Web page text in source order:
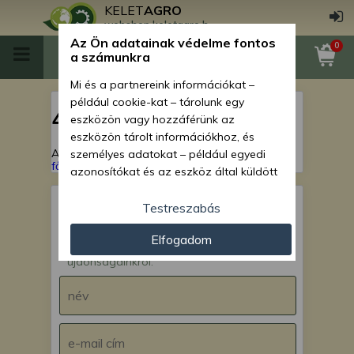
KELETAGRO
webshop.keletagro.hu
0
404
A keresett oldal nem található!Vissza a
főoldalra
IRATKOZZ FEL hírlevelünkre!
Értesülj akcióinkról,
újdonságainkról.
Az Ön adatainak védelme fontos
a számunkra
Mi és a partnereink információkat –
például cookie-kat – tárolunk egy
eszközön vagy hozzáférünk az
eszközön tárolt információkhoz, és
személyes adatokat – például egyedi
azonosítókat és az eszköz által küldött
személyre szabott hirdetések és
tartalom nyújtásához, hirdetés- és
tartalomméréshez, nézettségi adatok
gyűjtéséhez, valamint termékek
kifejlesztéséhez és a termékek
javításához. Az Ön engedélyével mi és a
módszerrel szerzett pontos geolokációs
adatokat és azonosítási információkat
Testreszabás
Elfogadom